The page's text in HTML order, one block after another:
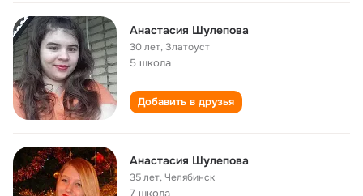
Анастасия Шулепова
30 лет,Златоуст
5 школа
Добавить в друзья
Анастасия Шулепова
35 лет,Челябинск
7 школа